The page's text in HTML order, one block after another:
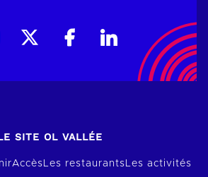
SITE OL VALLÉE
AccèsLes restaurantsLes activités